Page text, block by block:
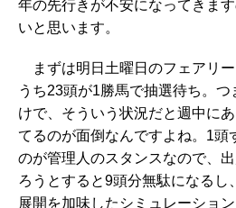
年の先行きが不安になってきま
いと思います。
まずは明日土曜日のフェアリ
うち23頭が1勝馬で抽選待ち。
けで、そういう状況だと週中に
てるのが面倒なんですよね。1頭
のが管理人のスタンスなので、
ろうとすると9頭分無駄になるし
展開を加味したシミュレーショ